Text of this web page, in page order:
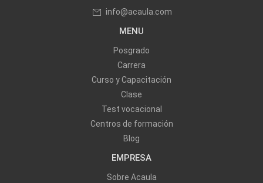
info@acaula.com
MENU
Posgrado
Carrera
Curso y Capacitación
Clase
Test vocacional
Centros de formación
Blog
EMPRESA
Sobre Acaula